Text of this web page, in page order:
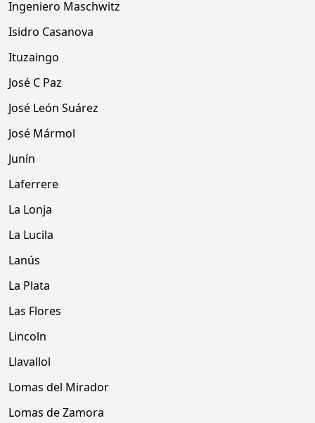
Ingeniero Maschwitz
Isidro Casanova
Ituzaingo
José C Paz
José León Suárez
José Mármol
Junín
Laferrere
La Lonja
La Lucila
Lanús
La Plata
Las Flores
Lincoln
Llavallol
Lomas del Mirador
Lomas de Zamora